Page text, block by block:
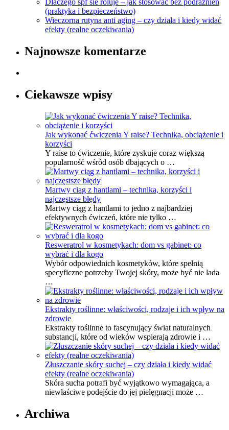
Dlaczego spf sie roluje – jak stosować bez podrażnień
(praktyka i bezpieczeństwo)
Wieczorna rutyna anti aging – czy działa i kiedy widać
efekty (realne oczekiwania)
Najnowsze komentarze
Ciekawsze wpisy
Jak wykonać ćwiczenia Y raise? Technika, obciążenie i
korzyści
Y raise to ćwiczenie, które zyskuje coraz większą
popularność wśród osób dbających o …
Martwy ciąg z hantlami – technika, korzyści i
najczęstsze błędy
Martwy ciąg z hantlami to jedno z najbardziej
efektywnych ćwiczeń, które nie tylko …
Resweratrol w kosmetykach: dom vs gabinet: co
wybrać i dla kogo
Wybór odpowiednich kosmetyków, które spełnią
specyficzne potrzeby Twojej skóry, może być nie lada
…
Ekstrakty roślinne: właściwości, rodzaje i ich wpływ na
zdrowie
Ekstrakty roślinne to fascynujący świat naturalnych
substancji, które od wieków wspierają zdrowie i …
Złuszczanie skóry suchej – czy działa i kiedy widać
efekty (realne oczekiwania)
Skóra sucha potrafi być wyjątkowo wymagająca, a
niewłaściwe podejście do jej pielęgnacji może …
Archiwa